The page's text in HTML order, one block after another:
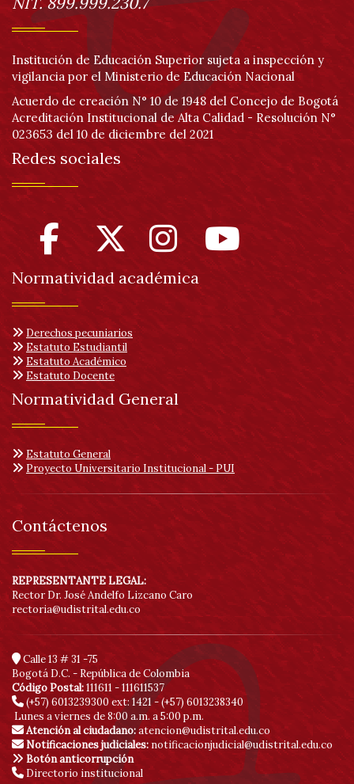
Institución de Educación Superior sujeta a inspección y
vigilancia por el Ministerio de Educación Nacional
Acuerdo de creación N° 10 de 1948 del Concejo de Bogotá
Acreditación Institucional de Alta Calidad - Resolución N°
023653 del 10 de diciembre del 2021
Redes sociales
Normatividad académica
Derechos pecuniarios
Estatuto Estudiantil
Estatuto Académico
Estatuto Docente
Normatividad General
Estatuto General
Proyecto Universitario Institucional - PUI
Contáctenos
REPRESENTANTE LEGAL:
Rector Dr. José Andelfo Lizcano Caro
rectoria@udistrital.edu.co
Calle 13 # 31 -75
Bogotá D.C. - República de Colombia
Código Postal:111611 - 111611537
(+57) 6013239300 ext: 1421 - (+57) 6013238340
Lunes a viernes de 8:00 a.m. a 5:00 p.m.
Atención al ciudadano:atencion@udistrital.edu.co
Notificaciones judiciales: notificacionjudicial@udistrital.edu.co
Botón anticorrupción
Directorio institucional